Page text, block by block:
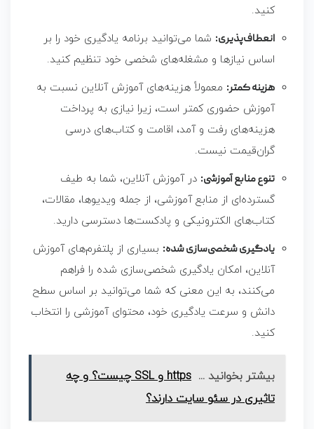
کنید.
انعطاف‌پذیری: شما می‌توانید برنامه یادگیری خود را بر
اساس نیازها و مشغله‌های شخصی خود تنظیم کنید.
هزینه کمتر: معمولاً هزینه‌های آموزش آنلاین نسبت به
آموزش حضوری کمتر است، زیرا نیازی به پرداخت
هزینه‌های رفت و آمد، اقامت و کتاب‌های درسی
گران‌قیمت نیست.
تنوع منابع آموزشی: در آموزش آنلاین، شما به طیف
گسترده‌ای از منابع آموزشی، از جمله ویدیوها، مقالات،
کتاب‌های الکترونیکی و پادکست‌ها دسترسی دارید.
یادگیری شخصی‌سازی شده: بسیاری از پلتفرم‌های آموزش
آنلاین، امکان یادگیری شخصی‌سازی شده را فراهم
می‌کنند، به این معنی که شما می‌توانید بر اساس سطح
دانش و سرعت یادگیری خود، محتوای آموزشی را انتخاب
کنید.
بیشتر بخوانید ...
https و SSL چیست؟ و چه
تاثیری در سئو سایت دارند؟